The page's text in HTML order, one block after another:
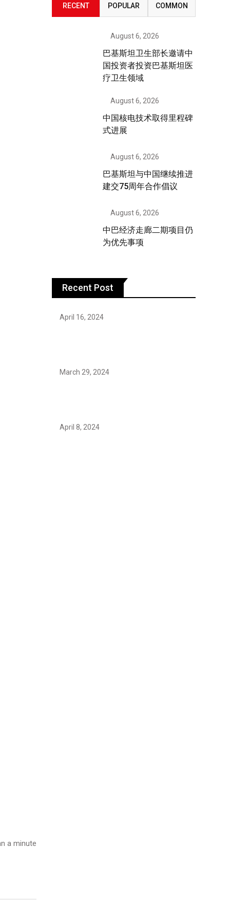
a minute
RECENT POPULAR COMMON
August 6, 2026
巴基斯坦卫生部长邀请中
国投资者投资巴基斯坦医
疗卫生领域
August 6, 2026
中国核电技术取得里程碑
式进展
August 6, 2026
巴基斯坦与中国继续推进
建交75周年合作倡议
August 6, 2026
中巴经济走廊二期项目仍
为优先事项
Recent Post
April 16, 2024
March 29, 2024
April 8, 2024